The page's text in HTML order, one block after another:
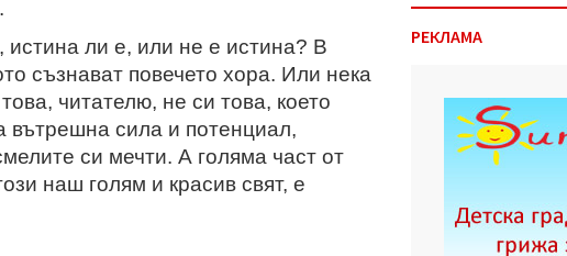
ли е, или не е истина? В
съзнават повечето хора. Или нека
читателю, не си това, което
вътрешна сила и потенциал,
си мечти. А голяма част от
наш голям и красив свят, е
РЕКЛАМА